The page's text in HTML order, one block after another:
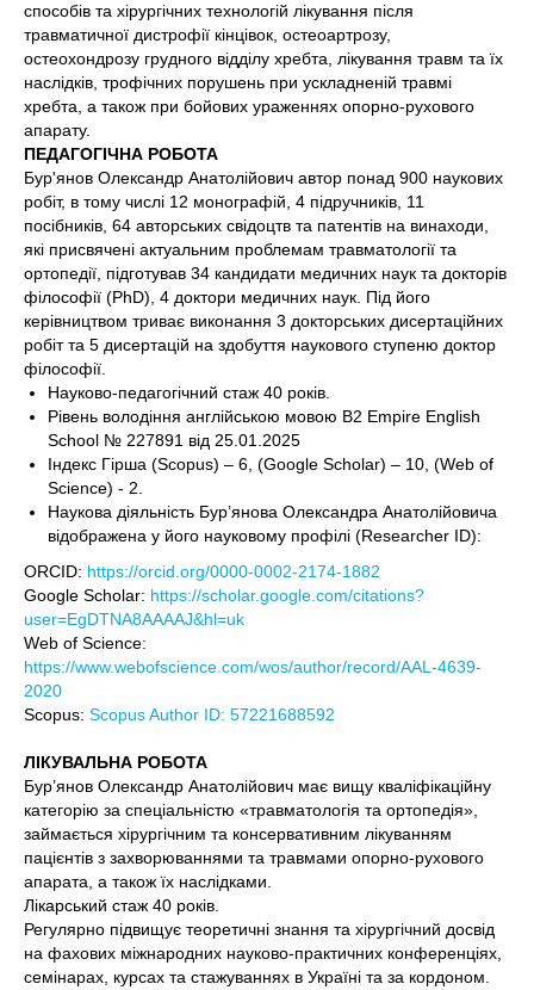
способів та хірургічних технологій лікування після
травматичної дистрофії кінцівок, остеоартрозу,
остеохондрозу грудного відділу хребта, лікування травм та їх
наслідків, трофічних порушень при ускладненій травмі
хребта, а також при бойових ураженнях опорно-рухового
апарату.
ПЕДАГОГІЧНА РОБОТА
Бур'янов Олександр Анатолійович автор понад 900 наукових
робіт, в тому числі 12 монографій, 4 підручників, 11
посібників, 64 авторських свідоцтв та патентів на винаходи,
які присвячені актуальним проблемам травматології та
ортопедії, підготував 34 кандидати медичних наук та докторів
філософії (PhD), 4 доктори медичних наук. Під його
керівництвом триває виконання 3 докторських дисертаційних
робіт та 5 дисертацій на здобуття наукового ступеню доктор
філософії.
Науково-педагогічний стаж 40 років.
Рівень володіння англійською мовою B2 Empire English
School № 227891 від 25.01.2025
Індекс Гірша (Scopus) – 6, (Google Scholar) – 10, (Web of
Science) - 2.
Наукова діяльність Бур’янова Олександра Анатолійовича
відображена у його науковому профілі (Researcher ID):
ORCID: https://orcid.org/0000-0002-2174-1882
Google Scholar: https://scholar.google.com/citations?
user=EgDTNA8AAAAJ&hl=uk
Web of Science:
https://www.webofscience.com/wos/author/record/AAL-4639-
2020
Scopus: Scopus Author ID: 57221688592
ЛІКУВАЛЬНА РОБОТА
Бур’янов Олександр Анатолійович має вищу кваліфікаційну
категорію за спеціальністю «травматологія та ортопедія»,
займається хірургічним та консервативним лікуванням
пацієнтів з захворюваннями та травмами опорно-рухового
апарата, а також їх наслідками.
Лікарський стаж 40 років.
Регулярно підвищує теоретичні знання та хірургічний досвід
на фахових міжнародних науково-практичних конференціях,
семінарах, курсах та стажуваннях в Україні та за кордоном.